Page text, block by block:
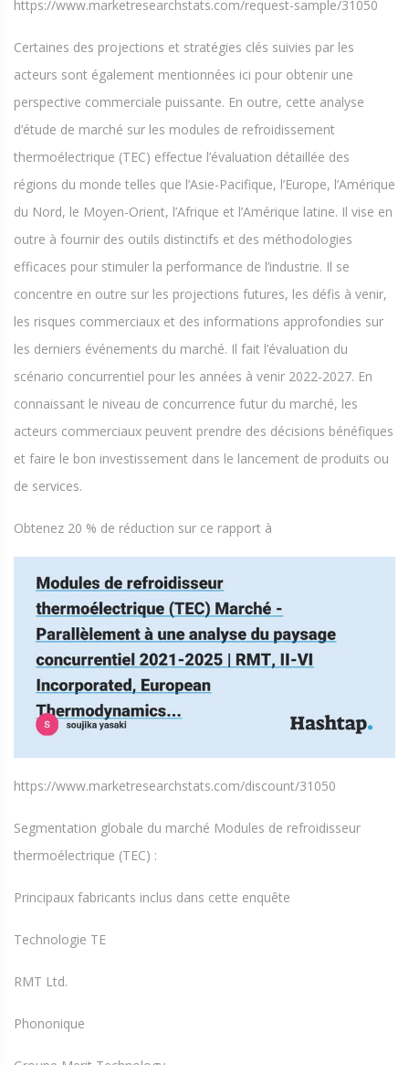
https://www.marketresearchstats.com/request-sample/31050
Certaines des projections et stratégies clés suivies par les
acteurs sont également mentionnées ici pour obtenir une
perspective commerciale puissante. En outre, cette analyse
d’étude de marché sur les modules de refroidissement
thermoélectrique (TEC) effectue l’évaluation détaillée des
régions du monde telles que l’Asie-Pacifique, l’Europe, l’Amérique
du Nord, le Moyen-Orient, l’Afrique et l’Amérique latine. Il vise en
outre à fournir des outils distinctifs et des méthodologies
efficaces pour stimuler la performance de l’industrie. Il se
concentre en outre sur les projections futures, les défis à venir,
les risques commerciaux et des informations approfondies sur
les derniers événements du marché. Il fait l’évaluation du
scénario concurrentiel pour les années à venir 2022-2027. En
connaissant le niveau de concurrence futur du marché, les
acteurs commerciaux peuvent prendre des décisions bénéfiques
et faire le bon investissement dans le lancement de produits ou
de services.
Obtenez 20 % de réduction sur ce rapport à
https://www.marketresearchstats.com/discount/31050
Segmentation globale du marché Modules de refroidisseur
thermoélectrique (TEC) :
Principaux fabricants inclus dans cette enquête
Technologie TE
RMT Ltd.
Phononique